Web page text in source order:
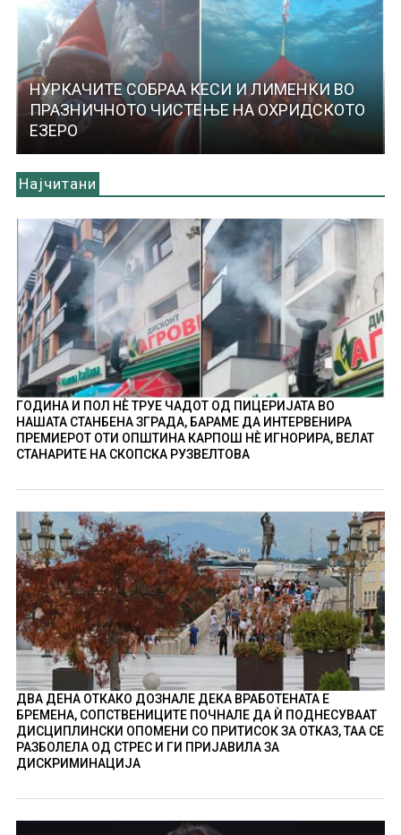
НУРКАЧИТЕ СОБРАА КЕСИ И ЛИМЕНКИ ВО
ПРАЗНИЧНОТО ЧИСТЕЊЕ НА ОХРИДСКОТО
ЕЗЕРО
Најчитани
ГОДИНА И ПОЛ НÈ ТРУЕ ЧАДОТ ОД ПИЦЕРИЈАТА ВО
НАШАТА СТАНБЕНА ЗГРАДА, БАРАМЕ ДА ИНТЕРВЕНИРА
ПРЕМИЕРОТ ОТИ ОПШТИНА КАРПОШ НÈ ИГНОРИРА, ВЕЛАТ
СТАНАРИТЕ НА СКОПСКА РУЗВЕЛТОВА
ДВА ДЕНА ОТКАКО ДОЗНАЛЕ ДЕКА ВРАБОТЕНАТА Е
БРЕМЕНА, СОПСТВЕНИЦИТЕ ПОЧНАЛЕ ДА Ѝ ПОДНЕСУВААТ
ДИСЦИПЛИНСКИ ОПОМЕНИ СО ПРИТИСОК ЗА ОТКАЗ, ТАА СЕ
РАЗБОЛЕЛА ОД СТРЕС И ГИ ПРИЈАВИЛА ЗА
ДИСКРИМИНАЦИЈА